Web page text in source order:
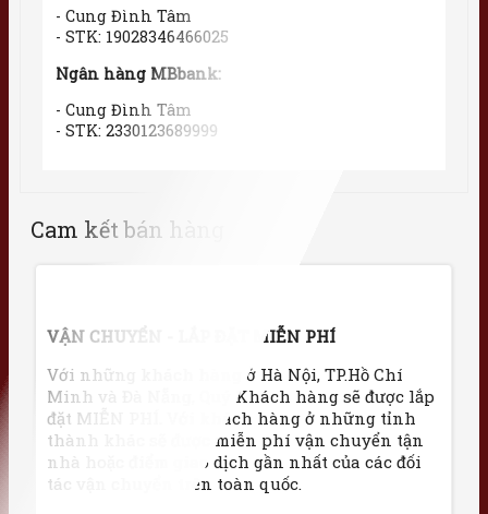
- Cung Đình Tâm
- STK: 19028346466025
Ngân hàng MBbank:
- Cung Đình Tâm
- STK: 2330123689999
Cam kết bán hàng
VẬN CHUYỂN - LẮP ĐẶT MIỄN PHÍ
Với những khách hàng ở Hà Nội, TP.Hồ Chí
Minh và Đà Nẵng, Quý Khách hàng sẽ được lắp
đặt MIỄN PHÍ. Với khách hàng ở những tỉnh
thành khác sẽ được miễn phí vận chuyển tận
nhà hoặc điểm giao dịch gần nhất của các đối
tác vận chuyển trên toàn quốc.